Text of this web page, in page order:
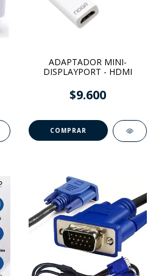
ADAPTADOR MINI-
DISPLAYPORT - HDMI
$9.600